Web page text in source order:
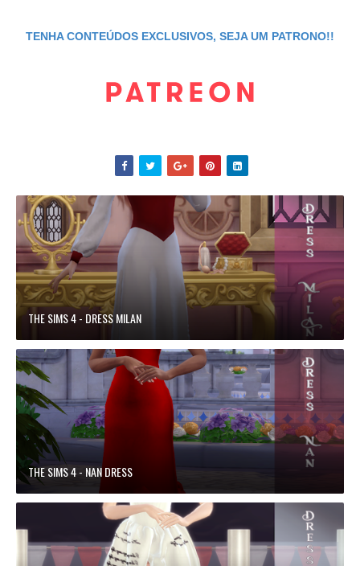
TENHA CONTEÚDOS EXCLUSIVOS, SEJA UM PATRONO!!
THE SIMS 4 - DRESS MILAN
THE SIMS 4 - NAN DRESS